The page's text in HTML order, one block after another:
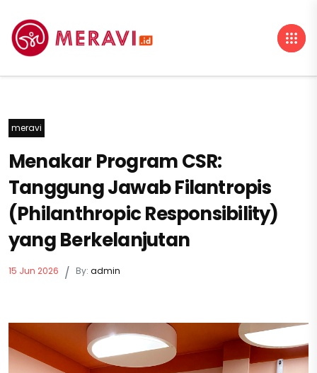
meravi
Menakar Program CSR:
Tanggung Jawab Filantropis
(Philanthropic Responsibility)
yang Berkelanjutan
15 Jun 2026 / By: admin